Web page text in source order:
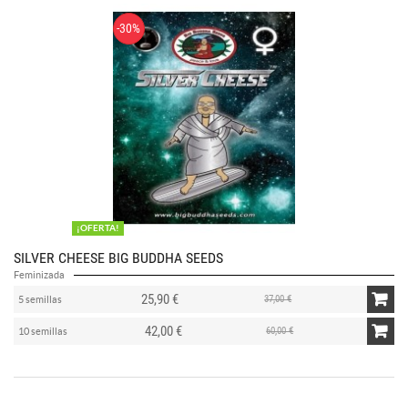
-30%
¡OFERTA!
SILVER CHEESE BIG BUDDHA SEEDS
Feminizada
5 semillas 25,90 € 37,00 €
10 semillas 42,00 € 60,00 €